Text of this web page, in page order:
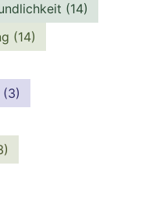
(14)
(14)
(3)